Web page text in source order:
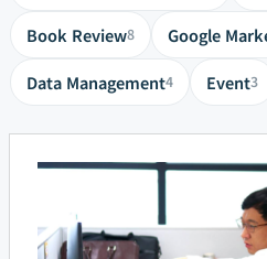
Book Review8 Google
Data Management4 Event3
케
가